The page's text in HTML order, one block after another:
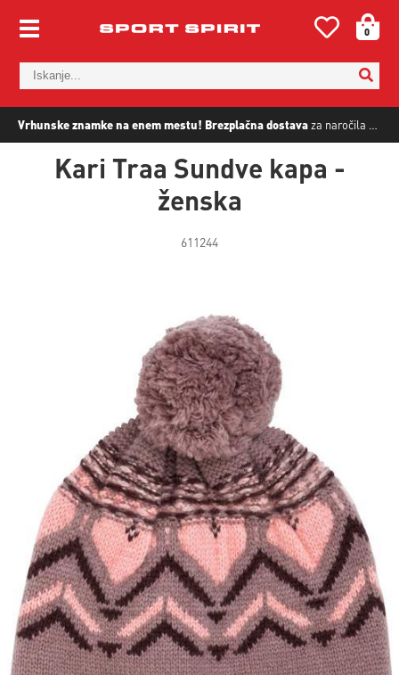
Vrhunske znamke na enem mestu! Brezplačna dostavaza naročila nad
0
Kari Traa Sundve kapa -
ženska
611244